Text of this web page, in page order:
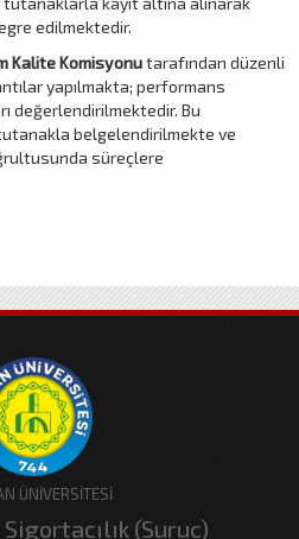
edilmektedir.
Kalite Komisyonutarafından düzenli
yapılmakta; performans
değerlendirilmektedir. Bu
belgelendirilmekte ve
süreçlere
ÜNİVERSİTESİ
Sigortacılık (Suruç)